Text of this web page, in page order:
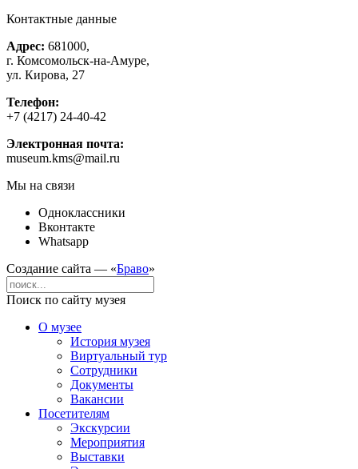
Контактные данные
Адрес: 681000,
г. Комсомольск-на-Амуре,
ул. Кирова, 27
Телефон:
+7 (4217) 24-40-42
Электронная почта:
museum.kms@mail.ru
Мы на связи
Одноклассники
Вконтакте
Whatsapp
Создание сайта — «Браво»
Поиск по сайту музея
О музее
История музея
Виртуальный тур
Сотрудники
Документы
Вакансии
Посетителям
Экскурсии
Мероприятия
Выставки